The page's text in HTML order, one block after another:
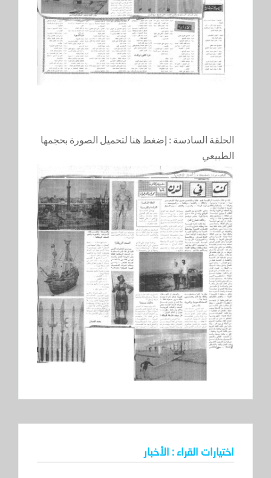
الحلقة السادسة : إضغط هنا لتحميل الصورة بحجمها
الطبيعي
اختيارات القراء : الأخبار